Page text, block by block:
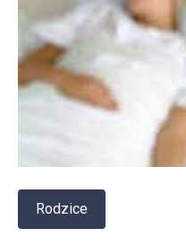
Rodzice